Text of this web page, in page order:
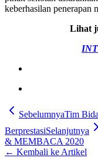
keberhasilan penerapan
Lihat
SebelumnyaTim
BerprestasiSelanjutnya
& MEMBACA 2020
← Kembali ke Artikel